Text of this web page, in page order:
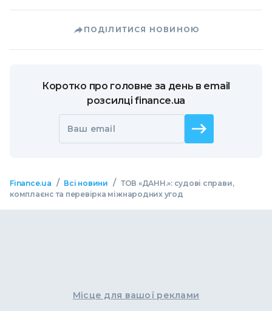
ПОДІЛИТИСЯ НОВИНОЮ
Коротко про головне за день в email
розсилці finance.ua
Ваш email
Finance.ua / Всі новини / ТОВ «ДАНН.»: судові справи,
комплаєнс та перевірка міжнародних угод
Місце для вашої реклами